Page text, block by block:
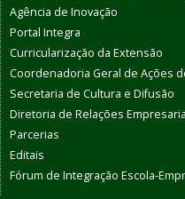
Agência de Inovação
Portal Integra
Curricularização da Extensão
Coordenadoria Geral de Ações
Secretaria de Cultura e Difusão
Diretoria de Relações
Parcerias
Editais
Fórum de Integração Escola-